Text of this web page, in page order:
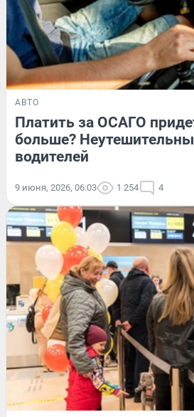
АВТО
Платить за ОСАГО
больше?
водителей
9 июня, 2026, 06:03 1 254 4